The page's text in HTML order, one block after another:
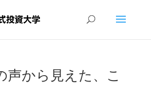
声から見えた、こ